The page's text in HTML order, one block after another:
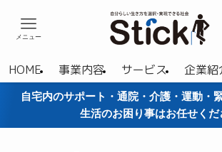
メニュー
HOME 事業内容 サービス 企業紹
自宅内のサポート・通院・介護・運動・
生活のお困り事はお任せくだ